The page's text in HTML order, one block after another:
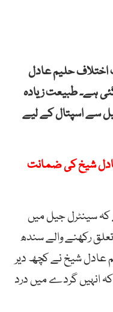
اختلاف حلیم عادل
ہے۔ طبیعت زیادہ
سے اسپتال کے لیے
شیخ کی ضمانت
کہ سینٹرل جیل میں
رکھنے والے سندھ
عادل شیخ نے کچھ دیر
انہیں گردے میں درد